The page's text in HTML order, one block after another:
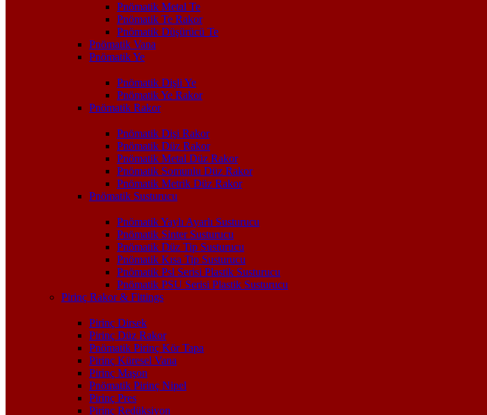
Pnömatik Metal Te
Pnömatik Te Rakor
Pnömatik Düşürücü Te
Pnömatik Vana
Pnömatik Ye
Pnömatik Dişli Ye
Pnömatik Ye Rakor
Pnömatik Rakor
Pnömatik Dişi Rakor
Pnömatik Düz Rakor
Pnömatik Metal Düz Rakor
Pnömatik Somunlu Düz Rakor
Pnömatik Metrik Düz Rakor
Pnömatik Susturucu
Pnömatik Yaylı Ayarlı Susturucu
Pnömatik Sinter Susturucu
Pnömatik Düz Tip Susturucu
Pnömatik Kısa Tip Susturucu
Pnömatik Psl Serisi Plastik Susturucu
Pnömatik PSU Serisi Plastik Susturucu
Pirinç Rakor & Fittings
Pirinç Dirsek
Pirinç Düz Rakor
Pnömatik Pirinç Kör Tapa
Pirinç Küresel Vana
Pirinç Maşon
Pnömatik Pirinç Nipel
Pirinç Pres
Pirinç Redüksiyon